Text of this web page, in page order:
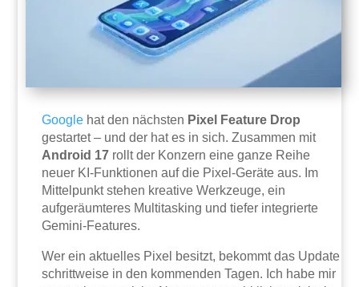
Google hat den nächsten Pixel Feature Drop
gestartet – und der hat es in sich. Zusammen mit
Android 17 rollt der Konzern eine ganze Reihe
neuer KI-Funktionen auf die Pixel-Geräte aus. Im
Mittelpunkt stehen kreative Werkzeuge, ein
aufgeräumteres Multitasking und tiefer integrierte
Gemini-Features.
Wer ein aktuelles Pixel besitzt, bekommt das Update
schrittweise in den kommenden Tagen. Ich habe mir